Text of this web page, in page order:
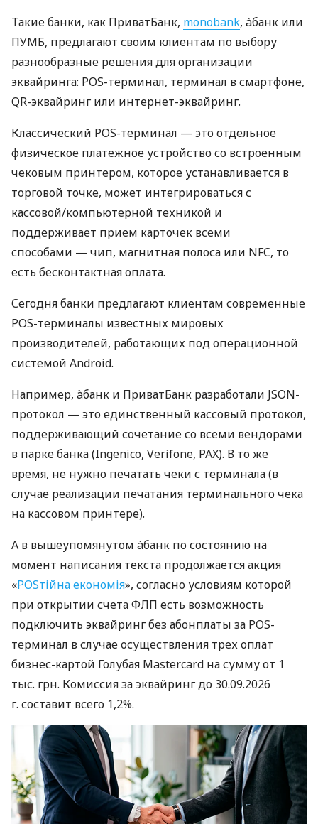
Такие банки, как ПриватБанк, monobank, àбанк или
ПУМБ, предлагают своим клиентам по выбору
разнообразные решения для организации
эквайринга: POS-терминал, терминал в смартфоне,
QR-эквайринг или интернет-эквайринг.
Классический POS-терминал — это отдельное
физическое платежное устройство со встроенным
чековым принтером, которое устанавливается в
торговой точке, может интегрироваться с
кассовой/компьютерной техникой и
поддерживает прием карточек всеми
способами — чип, магнитная полоса или NFC, то
есть бесконтактная оплата.
Сегодня банки предлагают клиентам современные
POS-терминалы известных мировых
производителей, работающих под операционной
системой Android.
Например, àбанк и ПриватБанк разработали JSON-
протокол — это единственный кассовый протокол,
поддерживающий сочетание со всеми вендорами
в парке банка (Ingenico, Verifone, PAX). В то же
время, не нужно печатать чеки с терминала (в
случае реализации печатания терминального чека
на кассовом принтере).
А в вышеупомянутом àбанк по состоянию на
момент написания текста продолжается акция
«POSтійна економія», согласно условиям которой
при открытии счета ФЛП есть возможность
подключить эквайринг без абонплаты за POS-
терминал в случае осуществления трех оплат
бизнес-картой Голубая Mastercard на сумму от 1
тыс. грн. Комиссия за эквайринг до 30.09.2026
г. составит всего 1,2%.